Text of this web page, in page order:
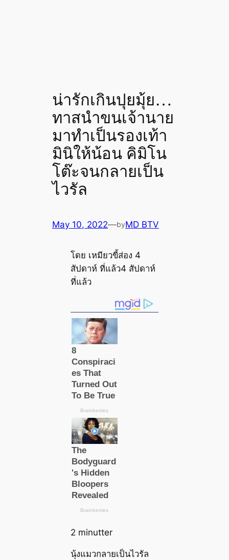
น่ารักเกินปุยมุ้ย…
ทาสนำขนเจ้านาย
มาทำเป็นรองเท้า
มินิให้น้อน คิมิโน
โต๊ะจนกลายเป็น
ไวรัล
May 10, 2022—byMD BTV
โดย เหมียวขี้ส่อง 4
สัปดาห์ ที่แล้ว4 สัปดาห์
ที่แล้ว
2 minutter
นุ้งแมวกลายเป็นไวรัล